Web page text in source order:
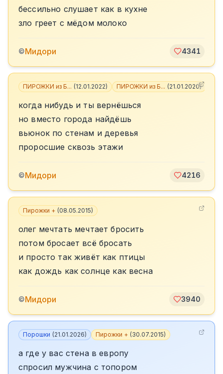
бессильно слушает как в кухне
зло греет с мёдом молоко
©Мидори 4341
ПИРОЖКИ из Б... (12.01.2022) ПИРОЖКИ из Б... (21.01.2020)
когда нибудь и ты вернёшься
но вместо города найдёшь
вьюнок по стенам и деревья
проросшие сквозь этажи
©Мидори 4216
Пирожки + (08.05.2015)
олег мечтать мечтает бросить
потом бросает всё бросать
и просто так живёт как птицы
как дождь как солнце как весна
©Мидори 3940
Порошки (21.01.2026) Пирожки + (30.07.2015)
а где у вас стена в европу
спросил мужчина с топором